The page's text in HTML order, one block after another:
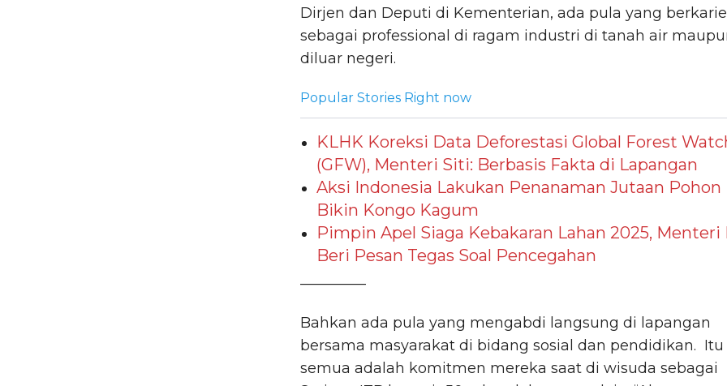
Dirjen dan Deputi di Kementerian, ada pula yang
sebagai professional di ragam industri di tanah air
diluar negeri.
Popular Stories Right now
KLHK Koreksi Data Deforestasi Global Forest
(GFW), Menteri Siti: Berbasis Fakta di Lapangan
Aksi Indonesia Lakukan Penanaman Jutaan Pohon
Bikin Kongo Kagum
Pimpin Apel Siaga Kebakaran Lahan 2025, Menteri
Beri Pesan Tegas Soal Pencegahan
Bahkan ada pula yang mengabdi langsung di lapangan
bersama masyarakat di bidang sosial dan pendidikan. Itu
semua adalah komitmen mereka saat di wisuda sebagai